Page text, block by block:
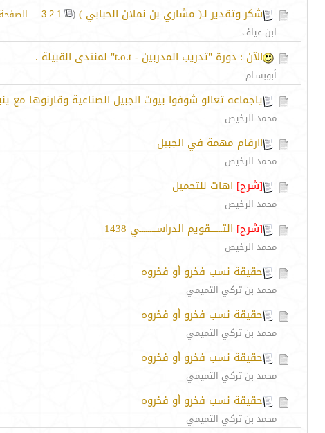
شكر وتقدير لـ( مشاري بن نملان الحبابي ) (
1
2
3
...
ابن عياف
الآن : دورة "تدريب المدربين - t.o.t" لمنتدى القبيلة .
أبوبسـام
ياجماعه تعالو شوفوا بيوت الجبيل الصناعية وقارنوها
محمد الرخيص
اارقام مهمة في الجبيل
محمد الرخيص
[شرح] اهات للتحميل
محمد الرخيص
[شرح] التــــــقويم الدراســــــــي 1438
محمد الرخيص
حقيقة نسب فخرو أو فخروه
محمد بن تركي التميمي
حقيقة نسب فخرو أو فخروه
محمد بن تركي التميمي
حقيقة نسب فخرو أو فخروه
محمد بن تركي التميمي
حقيقة نسب فخرو أو فخروه
محمد بن تركي التميمي